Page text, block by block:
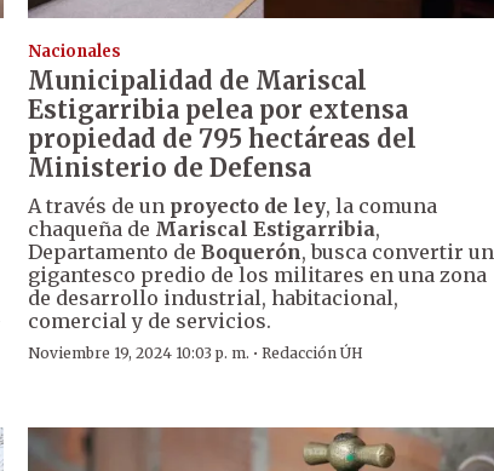
Nacionales
Municipalidad de Mariscal
Estigarribia pelea por extensa
propiedad de 795 hectáreas del
Ministerio de Defensa
A través de un proyecto de ley, la comuna
chaqueña de Mariscal Estigarribia,
Departamento deBoquerón, busca convertir un
gigantesco predio de los militares en una zona
de desarrollo industrial, habitacional,
comercial y de servicios.
Noviembre 19, 2024 10:03 p. m. ·Redacción ÚH